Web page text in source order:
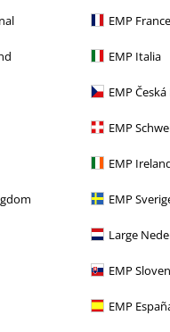
EMP France
EMP Italia
EMP
EMP
EMP
EMP
Large
EMP
EMP